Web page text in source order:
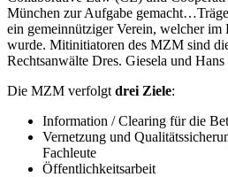
München zur Aufgabe gemacht…
ein gemeinnütziger Verein, welcher im
wurde. Mitinitiatoren des MZM sind
Rechtsanwälte Dres. Giesela und
Die MZM verfolgt drei Ziele:
Information / Clearing für die
Vernetzung und
Fachleute
Öffentlichkeitsarbeit